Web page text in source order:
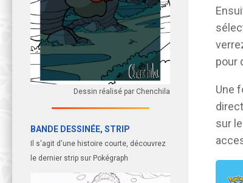
pour
Une
sur
Dessin réalisé par Chenchila
BANDE DESSINÉE, STRIP
Il s'agit d'une histoire courte, découvrez
le dernier strip sur Pokégraph